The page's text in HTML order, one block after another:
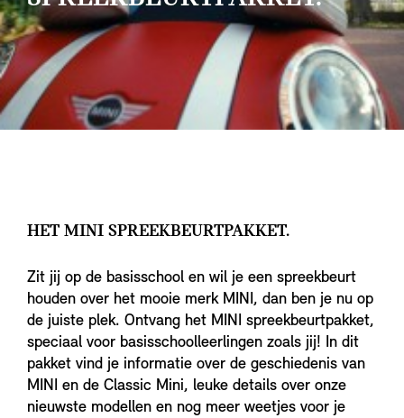
HET MINI SPREEKBEURTPAKKET.
Zit jij op de basisschool en wil je een spreekbeurt
houden over het mooie merk MINI, dan ben je nu op
de juiste plek. Ontvang het MINI spreekbeurtpakket,
speciaal voor basisschoolleerlingen zoals jij! In dit
pakket vind je informatie over de geschiedenis van
MINI en de Classic Mini, leuke details over onze
nieuwste modellen en nog meer weetjes voor je